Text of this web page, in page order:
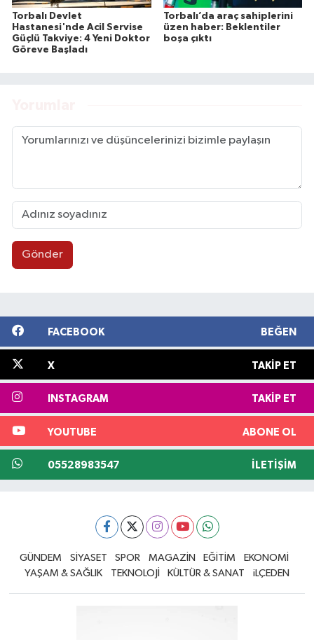
Torbalı Devlet
Hastanesi'nde Acil Servise
Güçlü Takviye: 4 Yeni Doktor
Göreve Başladı
Torbalı’da araç sahiplerini
üzen haber: Beklentiler
boşa çıktı
Gönder
FACEBOOK BEĞEN
X TAKIP ET
INSTAGRAM TAKIP ET
YOUTUBE ABONE OL
05528983547 İLETIŞIM
GÜNDEM SİYASET SPOR MAGAZİN EĞİTİM
EKONOMİ
YAŞAM & SAĞLIK
TEKNOLOJİ KÜLTÜR & SANAT iLÇEDEN